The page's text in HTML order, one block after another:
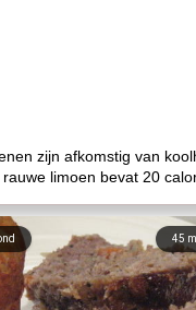
zijn afkomstig van
limoen bevat 20
45